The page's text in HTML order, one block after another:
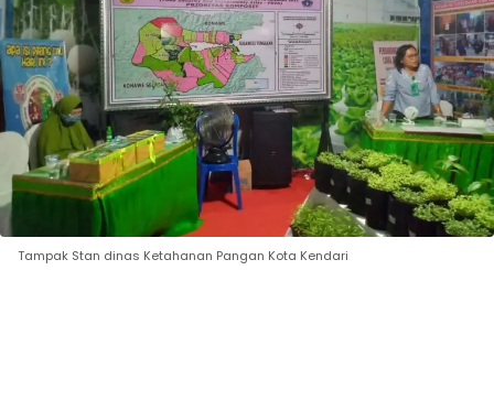
Tampak Stan dinas Ketahanan Pangan Kota Kendari